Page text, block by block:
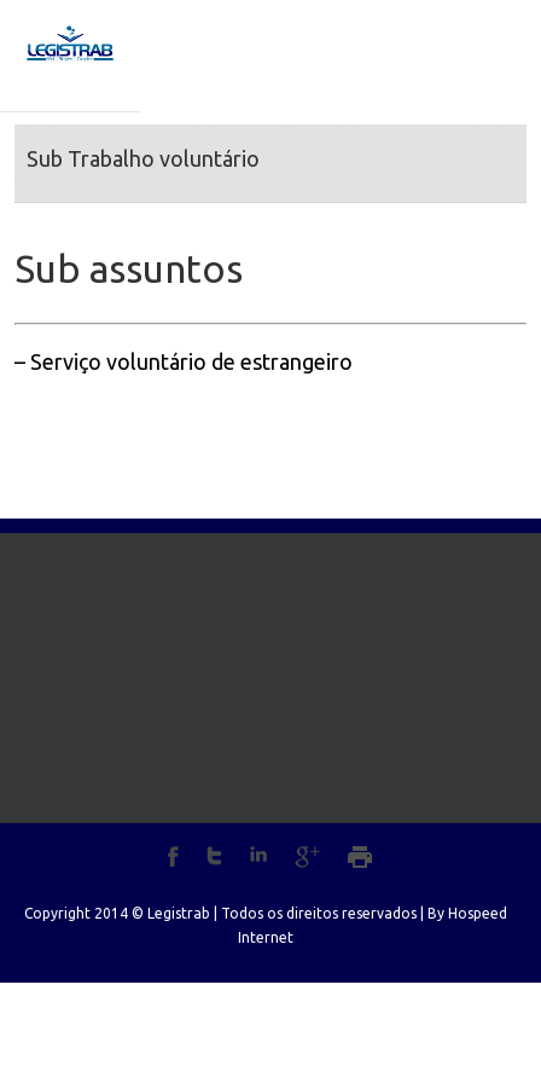
Sub Trabalho voluntário
Sub assuntos
– Serviço voluntário de estrangeiro
Copyright 2014 © Legistrab | Todos os direitos reservados | By Hospeed
Internet